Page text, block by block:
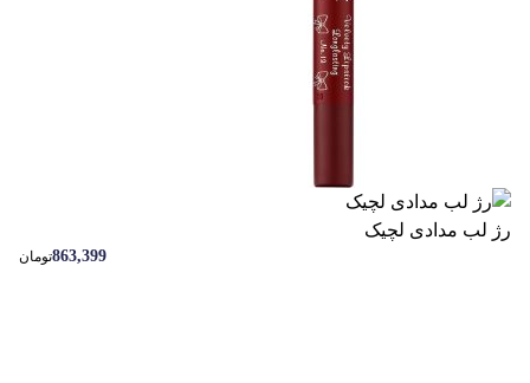
رژ لب مدادی لچیک
863,399تومان